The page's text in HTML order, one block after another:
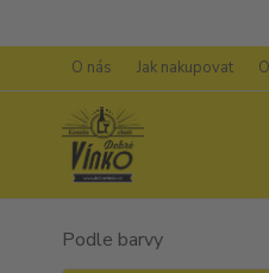
O nás Jak nakupovat
Podle barvy